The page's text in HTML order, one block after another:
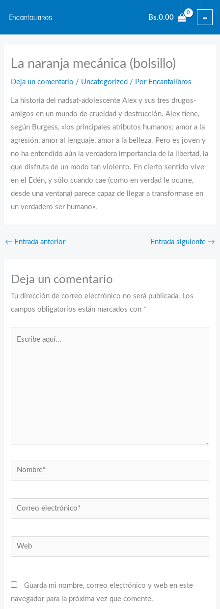
contenido
Bs.0.00
La naranja mecánica (bolsillo)
Deja un comentario / Uncategorized / Por Encantalibros
La historia del nadsat-adolescente Alex y sus tres drugos-
amigos en un mundo de crueldad y destrucción. Alex tiene,
según Burgess, «los principales atributos humanos; amor a la
agresión, amor al lenguaje, amor a la belleza. Pero es joven y
no ha entendido aún la verdadera importancia de la libertad, la
que disfruta de un modo tan violento. En cierto sentido vive
en el Edén, y sólo cuando cae (como en verdad le ocurre,
desde una ventana) parece capaz de llegar a transformase en
un verdadero ser humano».
← Entrada anterior Entrada siguiente →
Deja un comentario
Tu dirección de correo electrónico no será publicada. Los
campos obligatorios están marcados con *
Nombre*
Correo
electrónico*
Web
Guarda mi nombre, correo electrónico y web en este
navegador para la próxima vez que comente.